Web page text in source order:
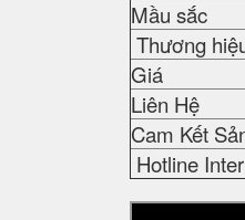
Mầu sắc
Thương
Giá
Liên Hệ
Cam Kết
Hotline